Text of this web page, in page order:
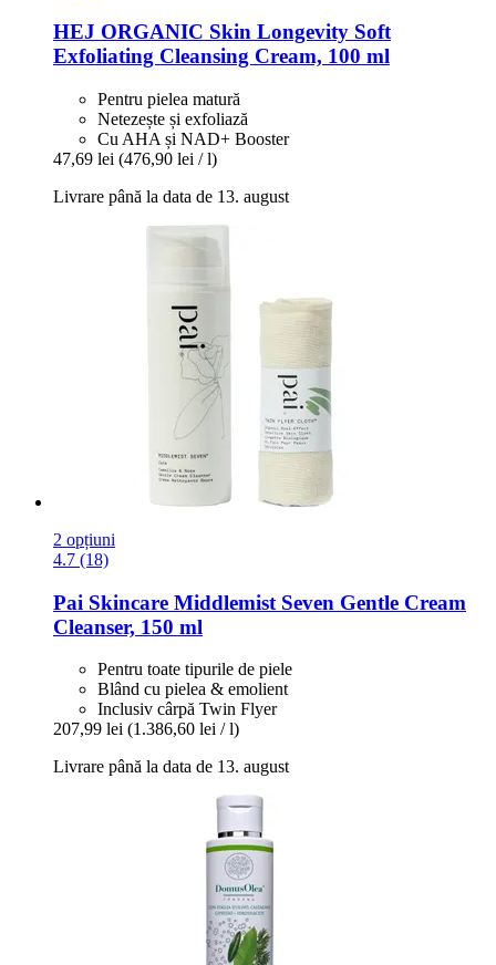
HEJ ORGANIC Skin Longevity Soft
Exfoliating Cleansing Cream, 100 ml
Pentru pielea matură
Netezește și exfoliază
Cu AHA și NAD+ Booster
47,69 lei (476,90 lei / l)
Livrare până la data de 13. august
2 opțiuni
4.7 (18)
Pai Skincare Middlemist Seven Gentle Cream
Cleanser, 150 ml
Pentru toate tipurile de piele
Blând cu pielea & emolient
Inclusiv cârpă Twin Flyer
207,99 lei (1.386,60 lei / l)
Livrare până la data de 13. august